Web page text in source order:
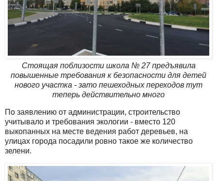
Стоящая поблизости школа № 27 предъявила
повышенные требования к безопасности для детей
нового участка - зато пешеходных переходов тут
теперь действительно много
По заявлению от администрации, строительство
учитывало и требования экологии - вместо 120
выкопанных на месте ведения работ деревьев, на
улицах города посадили ровно такое же количество
зелени.